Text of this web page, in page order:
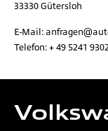
33330 Gütersloh
E-Mail:
Telefon: + 49 5241